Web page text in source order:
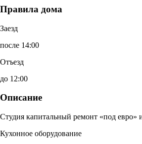
Правила дома
Заезд
после 14:00
Отъезд
до 12:00
Описание
Студия капитальный ремонт «под евро»
Кухонное оборудование